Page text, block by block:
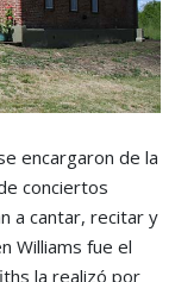
encargaron de la
conciertos
a cantar, recitar y
Williams fue el
la realizó por